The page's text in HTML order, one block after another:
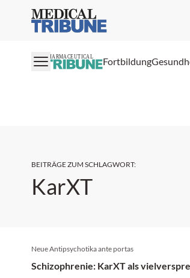
Medical Tribune
PHARMACEUTICAL Fortbildung
BEITRÄGE ZUM SCHLAGWORT:
KarXT
Neue Antipsychotika ante portas
Schizophrenie: KarXT als